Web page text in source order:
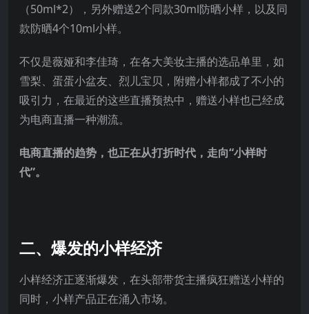
（50ml*2），另外赠送2个同款30ml防晒小样，以及同
款防晒4个10ml小样。
不仅是薇娅和李佳琦，在各大美妆主播的选品单里，如
雪梨、蛋蛋小盆友、烈儿宝贝，附赠小样都成了不小的
吸引力，在最近的这些直播预热中，赠送小样也已经成
为电商直播一种潮流。
电商直播的趋势，也正在从打折时代，走向“小样时
代”。
二、 爆发的小样经济
小样经济正逐渐爆发，在头部带货主播疯狂赠送小样的
同时，小样产品正在涌入市场。